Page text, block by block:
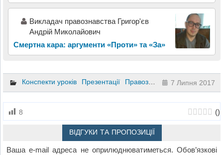
Викладач правознавства Григор'єв
Андрій Миколайович
Смертна кара: аргументи «Проти» та «За»
Конспекти уроків Презентації Правознавство 10 клас
7 Липня 2017
8 ()
ВІДГУКИ ТА ПРОПОЗИЦІЇ
Ваша e-mail адреса не оприлюднюватиметься. Обов’язкові